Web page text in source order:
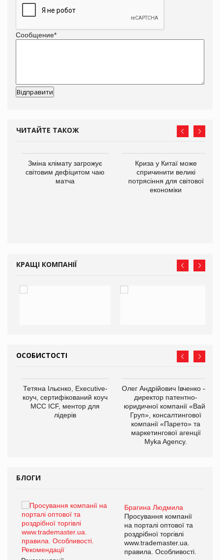
Сообщение*
ЧИТАЙТЕ ТАКОЖ
Зміна клімату загрожує
світовим дефіцитом чаю
матча
Криза у Китаї може
спричинити великі
потрясіння для світової
економіки
КРАЩІ КОМПАНІЇ
ОСОБИСТОСТІ
Тетяна Ільєнко, Executive-
коуч, сертифікований коуч
МСС ICF, ментор для
лідерів
Олег Андрійович Івченко —
директор патентно-
юридичної компанії «Вайз
Груп», консалтингової
компанії «Парето» та
маркетингової агенції
Myka Agency.
БЛОГИ
Брагина Людмила
Просування компанії
на порталі оптової та
роздрібної торгівлі
www.trademaster.ua.
правила. Особливості.